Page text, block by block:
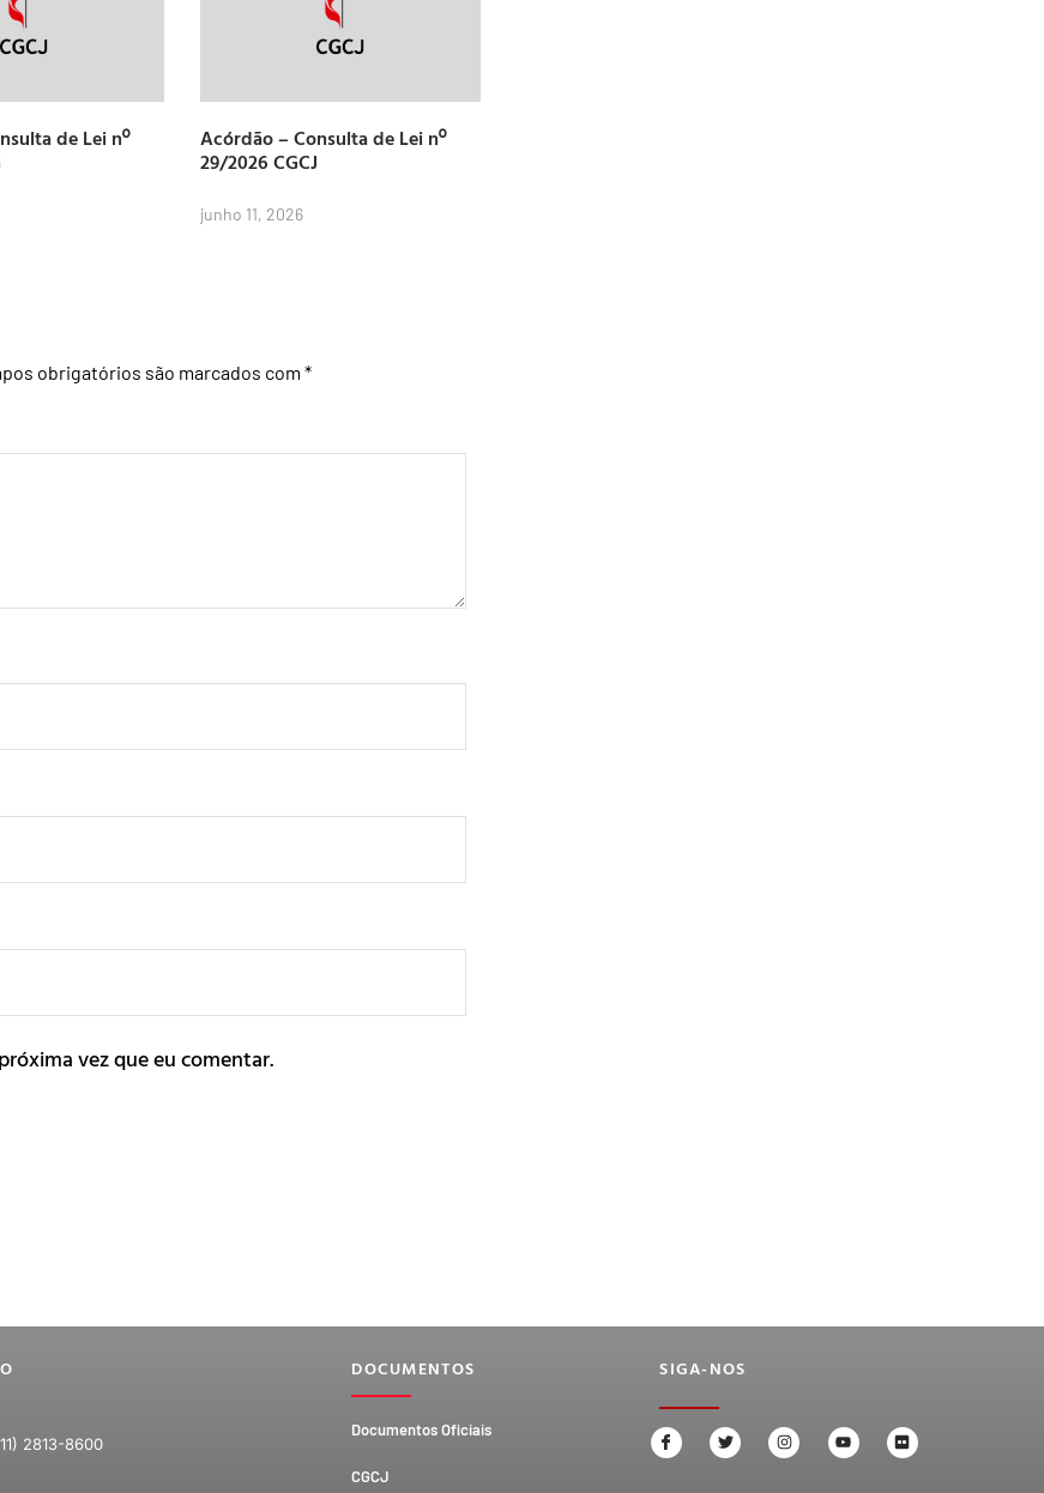
de Lei nº
Acórdão – Consulta de Lei nº
29/2026 CGCJ
junho 11, 2026
obrigatórios são marcados com *
vez que eu comentar.
2813-8600
DOCUMENTOS
Documentos Oficiais
CGCJ
SIGA-NOS